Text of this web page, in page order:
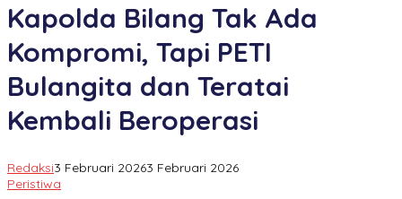
Ada
Kompromi,
Tapi
PETI
Bulangita
Teratai
Kembali
Kapolda Bilang Tak Ada
Kompromi, Tapi PETI
Bulangita dan Teratai
Kembali Beroperasi
Redaksi3 Februari 20263 Februari 2026
Peristiwa